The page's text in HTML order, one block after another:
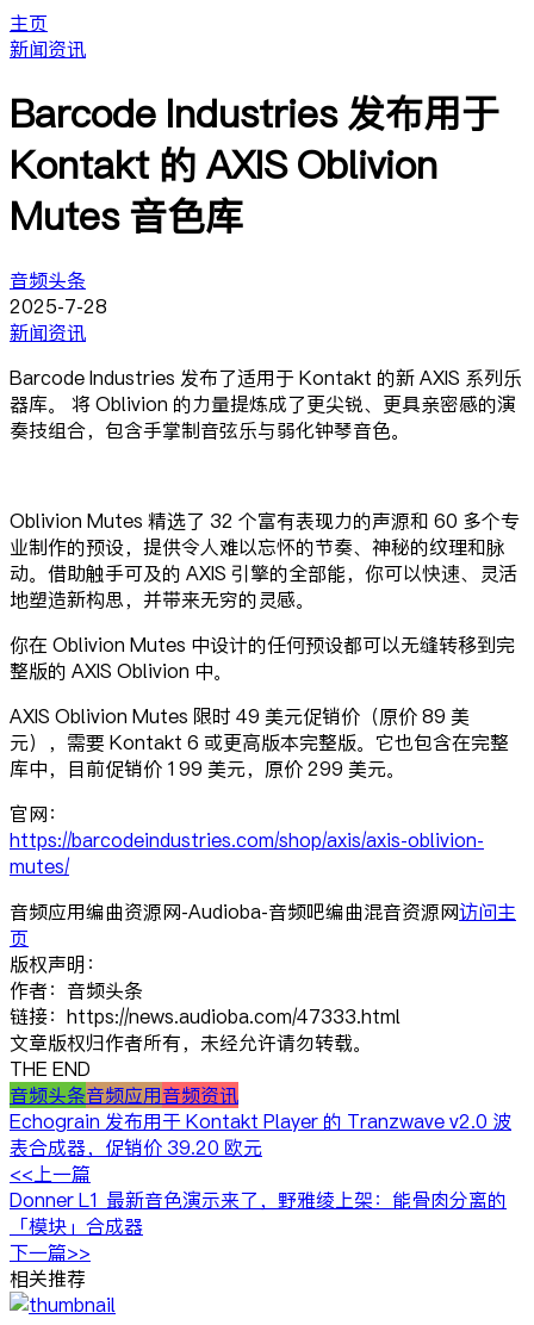
主页
新闻资讯
Barcode Industries 发布用于
Kontakt 的 AXIS Oblivion
Mutes 音色库
音频头条
2025-7-28
新闻资讯
Barcode Industries 发布了适用于 Kontakt 的新 AXIS 系列乐
器库。 将 Oblivion 的力量提炼成了更尖锐、更具亲密感的演
奏技组合，包含手掌制音弦乐与弱化钟琴音色。
Oblivion Mutes 精选了 32 个富有表现力的声源和 60 多个专
业制作的预设，提供令人难以忘怀的节奏、神秘的纹理和脉
动。借助触手可及的 AXIS 引擎的全部能，你可以快速、灵活
地塑造新构思，并带来无穷的灵感。
你在 Oblivion Mutes 中设计的任何预设都可以无缝转移到完
整版的 AXIS Oblivion 中。
AXIS Oblivion Mutes 限时 49 美元促销价（原价 89 美
元），需要 Kontakt 6 或更高版本完整版。它也包含在完整
库中，目前促销价 199 美元，原价 299 美元。
官网：
https://barcodeindustries.com/shop/axis/axis-oblivion-
mutes/
音频应用编曲资源网-Audioba-音频吧编曲混音资源网访问主
页
版权声明：
作者：音频头条
链接：https://news.audioba.com/47333.html
文章版权归作者所有，未经允许请勿转载。
THE END
音频头条音频应用音频资讯
Echograin 发布用于 Kontakt Player 的 Tranzwave v2.0 波
表合成器，促销价 39.20 欧元
<<上一篇
Donner L1 最新音色演示来了，野雅绫上架：能骨肉分离的
「模块」合成器
下一篇>>
相关推荐